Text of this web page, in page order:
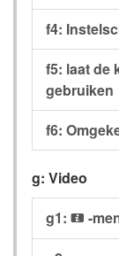
f4:
f5: laat de
gebruiken
f6:
g: Video
g1: i -